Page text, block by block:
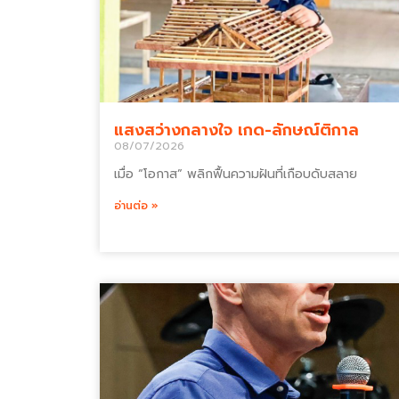
แสงสว่างกลางใจ เกด-ลักษณ์ติกาล
08/07/2026
เมื่อ “โอกาส” พลิกฟื้นความฝันที่เกือบดับสลาย
อ่านต่อ »